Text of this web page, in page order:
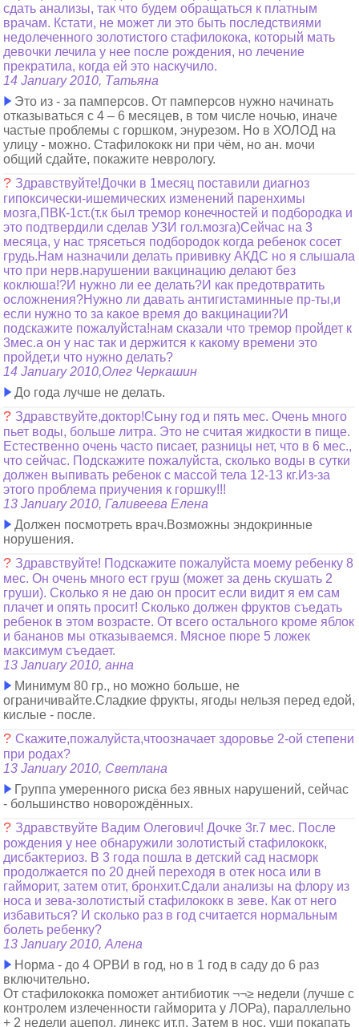
сдать анализы, так что будем обращаться к платным
врачам. Кстати, не может ли это быть последствиями
недолеченного золотистого стафилокока, который мать
девочки лечила у нее после рождения, но лечение
прекратила, когда ей это наскучило.
14 January 2010, Татьяна
Это из - за памперсов. От памперсов нужно начинать
отказываться с 4 – 6 месяцев, в том числе ночью, иначе
частые проблемы с горшком, энурезом. Но в ХОЛОД на
улицу - можно. Стафилококк ни при чём, но ан. мочи
общий сдайте, покажите неврологу.
? Здравствуйте!Дочки в 1месяц поставили диагноз
гипоксически-ишемических изменений паренхимы
мозга,ПВК-1ст.(т.к был тремор конечностей и подбородка и
это подтвердили сделав УЗИ гол.мозга)Сейчас на 3
месяца, у нас трясеться подбородок когда ребенок сосет
грудь.Нам назначили делать прививку АКДС но я слышала
что при нерв.нарушении вакцинацию делают без
коклюша!?И нужно ли ее делать?И как предотвратить
осложнения?Нужно ли давать антигистаминные пр-ты,и
если нужно то за какое время до вакцинации?И
подскажите пожалуйста!нам сказали что тремор пройдет к
3мес.а он у нас так и держится к какому времени это
пройдет,и что нужно делать?
14 January 2010,Олег Черкашин
До года лучше не делать.
? Здравствуйте,доктор!Сыну год и пять мес. Очень много
пьет воды, больше литра. Это не считая жидкости в пище.
Естественно очень часто писает, разницы нет, что в 6 мес.,
что сейчас. Подскажите пожалуйста, сколько воды в сутки
должен выпивать ребенок с массой тела 12-13 кг.Из-за
этого проблема приучения к горшку!!!
13 January 2010, Галивеева Елена
Должен посмотреть врач.Возможны эндокринные
норушения.
? Здравствуйте! Подскажите пожалуйста моему ребенку 8
мес. Он очень много ест груш (может за день скушать 2
груши). Сколько я не даю он просит если видит я ем сам
плачет и опять просит! Сколько должен фруктов съедать
ребенок в этом возрасте. От всего остального кроме яблок
и бананов мы отказываемся. Мясное пюре 5 ложек
максимум съедает.
13 January 2010, анна
Минимум 80 гр., но можно больше, не
ограничивайте.Сладкие фрукты, ягоды нельзя перед едой,
кислые - после.
?Скажите,пожалуйста,чтоозначает здоровье 2-ой степени
при родах?
13 January 2010, Светлана
Группа умеренного риска без явных нарушений, сейчас
- большинство новорождённых.
? Здравствуйте Вадим Олегович! Дочке 3г.7 мес. После
рождения у нее обнаружили золотистый стафилококк,
дисбактериоз. В 3 года пошла в детский сад насморк
продолжается по 20 дней переходя в отек носа или в
гайморит, затем отит, бронхит.Сдали анализы на флору из
носа и зева-золотистый стафилококк в зеве. Как от него
избавиться? И сколько раз в год считается нормальным
болеть ребенку?
13 January 2010, Алена
Норма - до 4 ОРВИ в год, но в 1 год в саду до 6 раз
включительно.
От стафилококка поможет антибиотик ¬¬≥ недели (лучше с
контролем излеченности гайморита у ЛОРа), параллельно
+ 2 недели ацепол, линекс ит.п. Затем в нос, уши покапать